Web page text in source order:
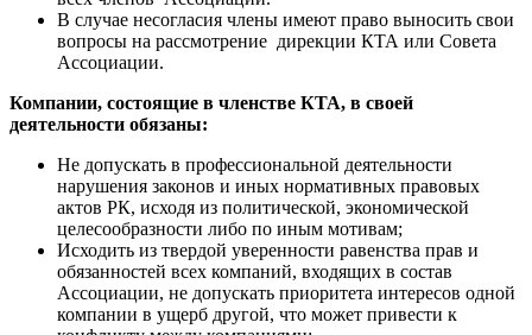
В случае несогласия члены имеют право выносить свои
вопросы на рассмотрение дирекции КТА или Совета
Ассоциации.
Компании, состоящие в членстве КТА, в своей
деятельности обязаны:
Не допускать в профессиональной деятельности
нарушения законов и иных нормативных правовых
актов РК, исходя из политической, экономической
целесообразности либо по иным мотивам;
Исходить из твердой уверенности равенства прав и
обязанностей всех компаний, входящих в состав
Ассоциации, не допускать приоритета интересов одной
компании в ущерб другой, что может привести к